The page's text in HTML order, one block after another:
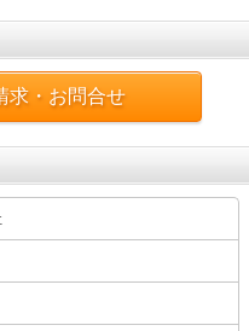
求・お問合せ